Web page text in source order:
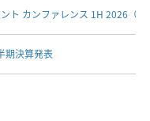
ト カンファレンス 1H 2026（東
期決算発表